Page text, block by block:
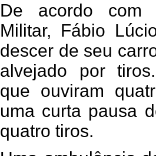
De acordo com
Militar, Fábio
descer de seu
alvejado por
que ouviram
uma curta pausa
quatro tiros.